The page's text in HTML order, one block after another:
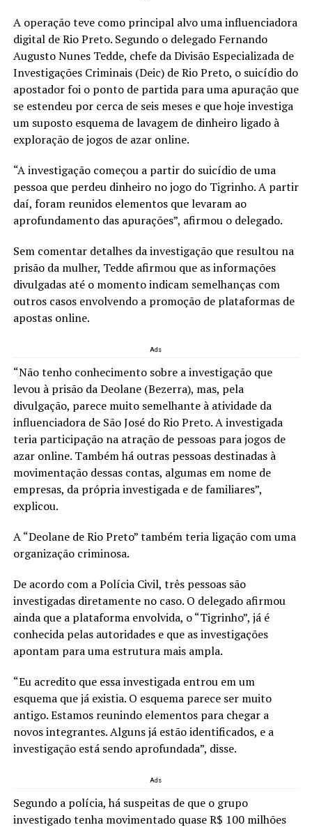
A operação teve como principal alvo uma influenciadora
digital de Rio Preto. Segundo o delegado Fernando
Augusto Nunes Tedde, chefe da Divisão Especializada de
Investigações Criminais (Deic) de Rio Preto, o suicídio do
apostador foi o ponto de partida para uma apuração que
se estendeu por cerca de seis meses e que hoje investiga
um suposto esquema de lavagem de dinheiro ligado à
exploração de jogos de azar online.
“A investigação começou a partir do suicídio de uma
pessoa que perdeu dinheiro no jogo do Tigrinho. A partir
daí, foram reunidos elementos que levaram ao
aprofundamento das apurações”, afirmou o delegado.
Sem comentar detalhes da investigação que resultou na
prisão da mulher, Tedde afirmou que as informações
divulgadas até o momento indicam semelhanças com
outros casos envolvendo a promoção de plataformas de
apostas online.
Ads
“Não tenho conhecimento sobre a investigação que
levou à prisão da Deolane (Bezerra), mas, pela
divulgação, parece muito semelhante à atividade da
influenciadora de São José do Rio Preto. A investigada
teria participação na atração de pessoas para jogos de
azar online. Também há outras pessoas destinadas à
movimentação dessas contas, algumas em nome de
empresas, da própria investigada e de familiares”,
explicou.
A “Deolane de Rio Preto” também teria ligação com uma
organização criminosa.
De acordo com a Polícia Civil, três pessoas são
investigadas diretamente no caso. O delegado afirmou
ainda que a plataforma envolvida, o “Tigrinho”, já é
conhecida pelas autoridades e que as investigações
apontam para uma estrutura mais ampla.
“Eu acredito que essa investigada entrou em um
esquema que já existia. O esquema parece ser muito
antigo. Estamos reunindo elementos para chegar a
novos integrantes. Alguns já estão identificados, e a
investigação está sendo aprofundada”, disse.
Ads
Segundo a polícia, há suspeitas de que o grupo
investigado tenha movimentado quase R$ 100 milhões